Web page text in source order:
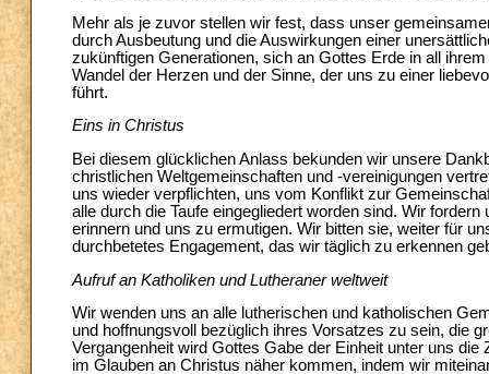
Mehr als je zuvor stellen wir fest, dass unser
durch Ausbeutung und die Auswirkungen einer
zukünftigen Generationen, sich an Gottes Erde in all
Wandel der Herzen und der Sinne, der uns zu einer
führt.
Eins in Christus
Bei diesem glücklichen Anlass bekunden wir unsere
christlichen Weltgemeinschaften und -vereinigungen
uns wieder verpflichten, uns vom Konflikt zur
alle durch die Taufe eingegliedert worden sind. Wir
erinnern und uns zu ermutigen. Wir bitten sie, weiter für
durchbetetes Engagement, das wir täglich zu erkennen
Aufruf an Katholiken und Lutheraner weltweit
Wir wenden uns an alle lutherischen und katholischen
und hoffnungsvoll bezüglich ihres Vorsatzes zu sein, die
Vergangenheit wird Gottes Gabe der Einheit unter uns
im Glauben an Christus näher kommen, indem wir